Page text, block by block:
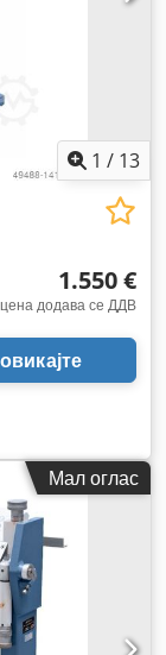
1 / 13
1.550 €
додава се ДДВ
Мал оглас